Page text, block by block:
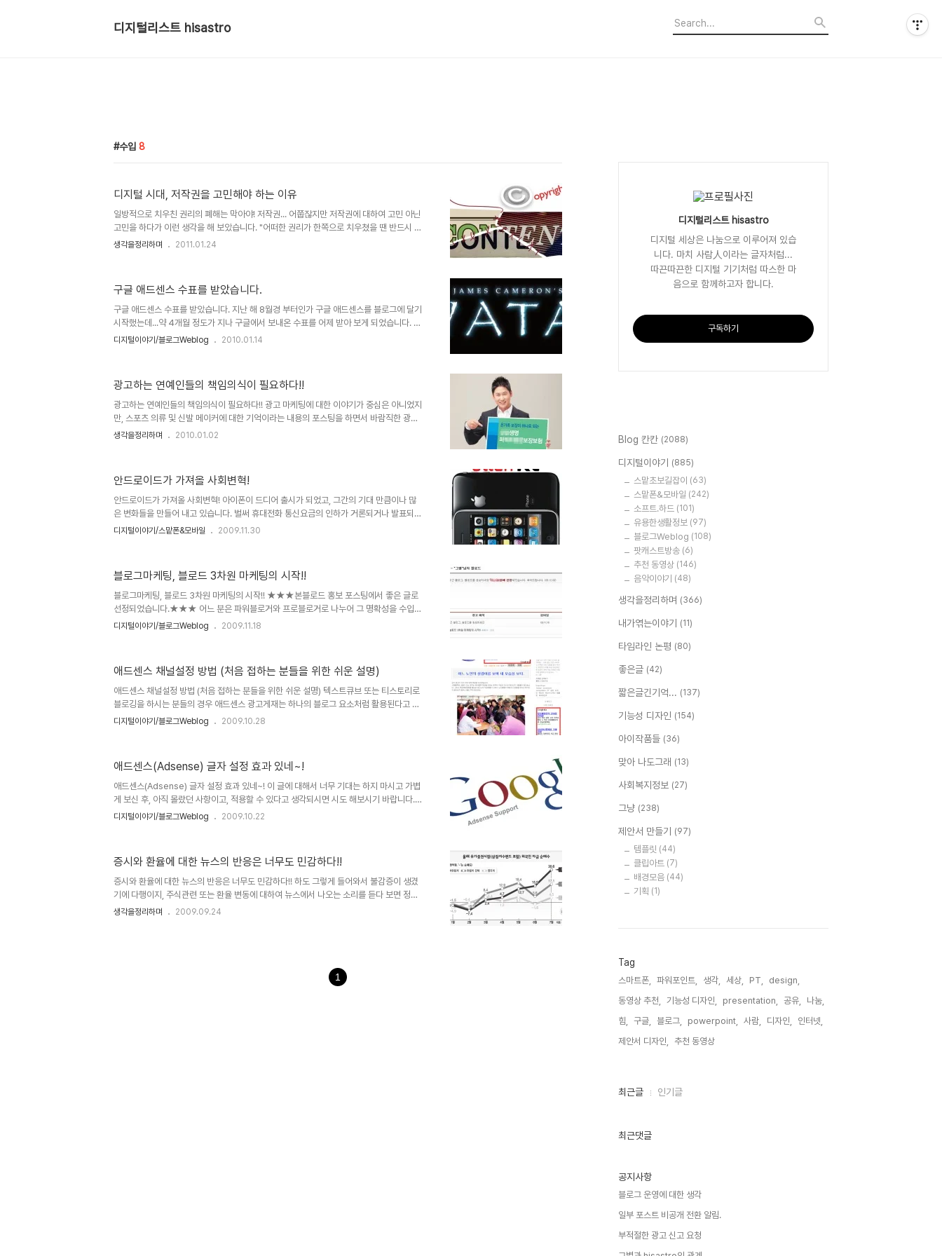
디지털리스트 hisastro
수입 8
디지털 시대, 저작권을 고민해야 하는 이유
일방적으로 치우친 권리의 폐해는 막아야! 저작권... 어쭙잖지만 저작권에 대하여 고민 아닌
고민을 하다가 이런 생각을 해 보았습니다. "어떠한 권리가 한쪽으로 치우쳤을 땐 반드시 문
제가 발생하기 마련이다." 특히 본 글에서 말하고자 하는 저작권은 그 정도가 너무 과한 상
Times Published: March 1, 2009 음악이나, 책, 글 그림 등등... 이러한 분야 또는 그
객체들의 공통점은 그것을 보고 듣고 감상하..
생각을정리하며 2011.01.24
구글 애드센스 수표를 받았습니다.
구글 애드센스 수표를 받았습니다. 지난 해 8월경 부터인가 구글 애드센스를 블로그에 달기
시작했는데...약 4개월 정도가 지나 구글에서 보내온 수표를 어제 받아 보게 되었습니다. 이
미 몇년 전부터 구글 애드센스를 하고 계신 분들이 많지만, 이제 새로운 Western Union
생각하고는 있습니다. "하츠의 꿈" 블로글 운영하시면서 최근 오픈한 명섭님의 블로드 처럼
전적으로 블로그만을 전념할 수 있는 전업 블로거가 되는 하나의 방법으로써 블로그..
디지털이야기/블로그Weblog 2010.01.14
광고하는 연예인들의 책임의식이 필요하다!!
광고하는 연예인들의 책임의식이 필요하다!! 광고 마케팅에 대한 이야기가 중심은 아니었지
만, 스포츠 의류 및 신발 메이커에 대한 기억이라는 내용의 포스팅을 하면서 바람직한 광고
마케팅의 한가지 형태를 말씀드린 적이 있습니다. 그런데, 오늘 제가 말하고 싶은 건 현재
대해서는 일부 생각해 볼 여지가 있다고는 생각합니다. 그러나, 그것이 어디에서 부터 잘못
되었는지 정확히 짚어낼 수는 없지만, 그 유명세라는 것에 대한 생각부터가 잘못된 출발이
아닌가 생각되..
생각을정리하며 2010.01.02
안드로이드가 가져올 사회변혁!
안드로이드가 가져올 사회변혁! 아이폰이 드디어 출시가 되었고, 그간의 기대 만큼이나 많
은 변화들을 만들어 내고 있습니다. 벌써 휴대전화 통신요금의 인하가 거론되거나 발표되고
있고, 이동통신사 별로 데이터 요금제에 대한 적절한 가격정책을 고민하고 있는 모습들이
아이폰과는 또다른 형태로써 쉽게 가늠할 수 없을 만큼의 많은 변혁과 그에 따른 수많은 혜
택들이 우리들에게 부여될 것이라는 기대를 갖게 합니다. 산업혁명이 우리들 생활 곧곧에
동력을 활용하는..
디지털이야기/스맡폰&모바일 2009.11.30
블로그마케팅, 블로드 3차원 마케팅의 시작!!
블로그마케팅, 블로드 3차원 마케팅의 시작!! ★★★본블로드 홍보 포스팅에서 좋은 글로
선정되었습니다.★★★ 어느 분은 파워블로거와 프로블로거로 나누어 그 명확성을 수입이
라는 기준으로 이야기를 하는 분들도 있습니다만, 제 생각은 쌍방향의 정보 유통에 있어 이
습다고 생각합니다. 그 이유는 단순히 이러한 광고만 게재하는 형태로 운영한다고 해서 제
대로 수입이 있을리 만무하며, 제대로 수입을 올린다고 생각되는 프로블로거의 블로그를 보
면, 어딘가 달라도 ..
디지털이야기/블로그Weblog 2009.11.18
애드센스 채널설정 방법 (처음 접하는 분들을 위한 쉬운 설명)
애드센스 채널설정 방법 (처음 접하는 분들을 위한 쉬운 설명) 텍스트큐브 또는 티스토리로
블로깅을 하시는 분들의 경우 애드센스 광고게재는 하나의 블로그 요소처럼 활용된다고 해
도 과언이 아니라 생각을 합니다. 특히, 텍스트큐브 같은 경우는 구글에서 운영되는 블로그
인터넷에서 찾은 내용들도 대개가 그랬습니다. 그래서 처음 애드센스를 접했을 때부터 언젠
가 좀 이해를 했다 싶을 땐 이에 대한 글을 써야겠다는 생각을 했는데, 얼마전 애드센스에
대한 한가지 ..
디지털이야기/블로그Weblog 2009.10.28
애드센스(Adsense) 글자 설정 효과 있네~!
애드센스(Adsense) 글자 설정 효과 있네~! 이 글에 대해서 너무 기대는 하지 마시고 가볍
게 보신 후, 아직 몰랐던 사항이고, 적용할 수 있다고 생각되시면 시도 해보시기 바랍니다.
블로그를 하면서 광고를 개제한다는 것이 한편으론 많이 꺼려지기도 했습니다. 글과는 반대
아 놓은 광고 특히 애드센스의 효과가 커지는 것이 기분 나쁜 일은 아마도 아닐 겁니다. 솔
직히 그동안 애드센스를 달아 놓고 이걸 계속 달아 놓아야 하나 하는 생각들... 애드센..
디지털이야기/블로그Weblog 2009.10.22
증시와 환율에 대한 뉴스의 반응은 너무도 민감하다!!
증시와 환율에 대한 뉴스의 반응은 너무도 민감하다!! 하도 그렇게 들어와서 불감증이 생겼
기에 다행이지, 주식관련 또는 환율 변동에 대하여 뉴스에서 나오는 소리를 듣다 보면 정말
천당 지옥을 왔다 갔다 하는 듯한 느낌을 받곤 합니다. 물론 전문가들의 소견이고 그럴 듯한
그렇게도 호들갑을 떠는데, 앞으로의 동향이 어떻게 될지 모르는 나약한 한사람으로써 뉴스
생각을정리하며 2009.09.24
1
디지털리스트 hisastro
디지털 세상은 나눔으로 이루어져 있습
니다. 마치 사람人이라는 글자처럼...
따끈따끈한 디지털 기기처럼 따스한 마
음으로 함께하고자 합니다.
구독하기
Blog 칸칸 (2088)
디지털이야기 (885)
스맡초보길잡이 (63)
스맡폰&모바일 (242)
소프트.하드 (101)
유용한생활정보 (97)
블로그Weblog (108)
팟캐스트방송 (6)
추천 동영상 (146)
음악이야기 (48)
생각을정리하며 (366)
내가엮는이야기 (11)
타임라인 논평 (80)
좋은글 (42)
짧은글긴기억... (137)
기능성 디자인 (154)
아이작품들 (36)
맞아 나도그래 (13)
사회복지정보 (27)
그냥 (238)
제안서 만들기 (97)
템플릿 (44)
클립아트 (7)
배경모음 (44)
기획 (1)
Tag
스마트폰, 파워포인트, 생각, 세상, PT,
design,
동영상 추천,
기능성 디자인, presentation, 공유,
나눔,
힘,
구글, 블로그, powerpoint, 사람, 디자인,
인터넷,
제안서 디자인,
추천 동영상,
최
인
최근글 인기글
최근댓글
공지사항
블로그 운영에 대한 생각
일부 포스트 비공개 전환 알림.
부적절한 광고 신고 요청